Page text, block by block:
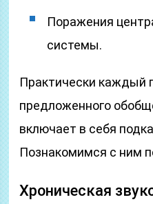
Поражения
системы.
Практически каждый
предложенного
включает в себя
Познакомимся с ним
Хроническая